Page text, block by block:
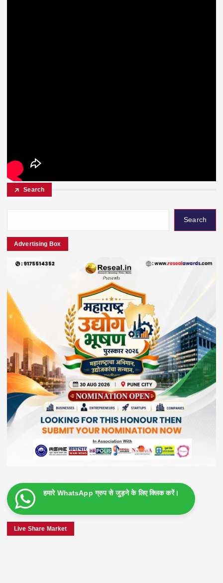
Search
Search
Advertising Box
हमारे WhatsApp ग्रुप से जुड़ने के लिए क्लिक करें।
Live Share Market